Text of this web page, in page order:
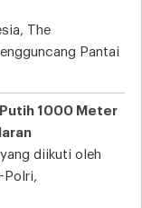
The
Pantai
1000 Meter
diikuti oleh
Polri,